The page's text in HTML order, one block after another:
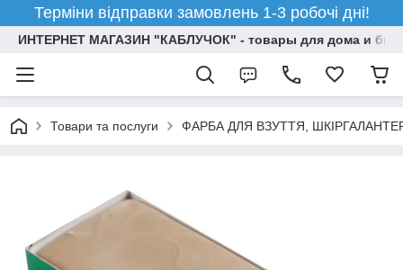
Терміни відправки замовлень 1-3 робочі дні!
ИНТЕРНЕТ МАГАЗИН "КАБЛУЧОК" - товары для дома и
Товари та послуги ФАРБА ДЛЯ ВЗУТТЯ,